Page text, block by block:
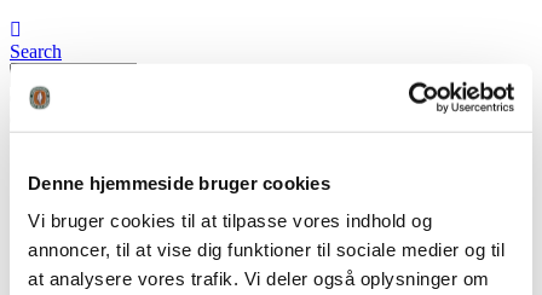
Denne hjemmeside bruger cookies
Vi bruger cookies til at tilpasse vores indhold og
annoncer, til at vise dig funktioner til sociale medier og til
at analysere vores trafik. Vi deler også oplysninger om
Search
0 varer
2016 regnskab